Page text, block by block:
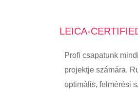
LEICA-
Profi csapatunk
projektje számára.
optimális, felmérési